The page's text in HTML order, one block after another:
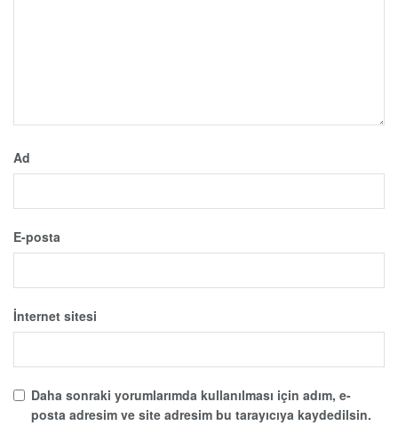
Ad
E-posta
İnternet sitesi
Daha sonraki yorumlarımda kullanılması için adım, e-
posta adresim ve site adresim bu tarayıcıya kaydedilsin.